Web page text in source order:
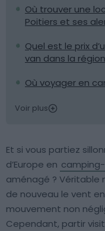
Où trouver une
Poitiers et ses
Quel est le prix
van dans la
Où voyager en
Voir plus
Et si vous partiez
d’Europe en
aménagé ? Véritable
de nouveau le vent
mouvement non
Cependant, partir